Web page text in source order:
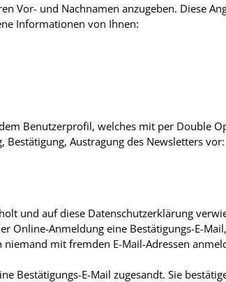
Vor- und Nachnamen anzugeben. Diese
Informationen von Ihnen:
Benutzerprofil, welches mit per Double
Bestätigung, Austragung des Newsletters vor:
und auf diese Datenschutzerklärung
Online-Anmeldung eine Bestätigungs-E-
mit fremden E-Mail-Adressen
Bestätigungs-E-Mail zugesandt. Sie